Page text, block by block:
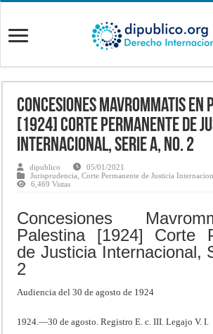
Concesiones Mavrommatis en
[1924] Corte Permanente de
Internacional, Serie A, No. 2
dipublico
05/01/2021
Jurisprudencia ,Corte Permanente de Justicia
6,469 Vistas
Concesiones
Palestina [1924] Corte
de Justicia Internacional,
2
Audiencia del 30 de agosto de 1924
1924.—30 de agosto. Registro E. c. III. Legajo V. I.